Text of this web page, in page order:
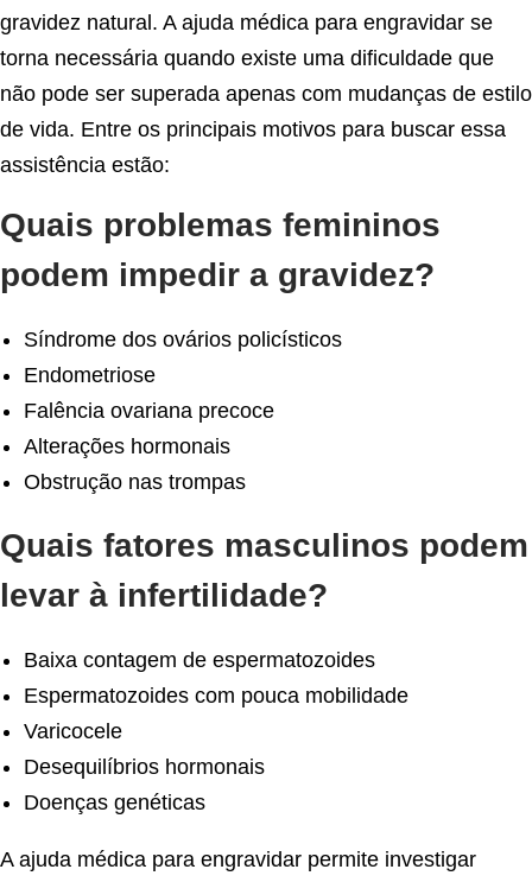
gravidez natural. A ajuda médica para engravidar se
torna necessária quando existe uma dificuldade que
não pode ser superada apenas com mudanças de estilo
de vida. Entre os principais motivos para buscar essa
assistência estão:
Quais problemas femininos
podem impedir a gravidez?
Síndrome dos ovários policísticos
Endometriose
Falência ovariana precoce
Alterações hormonais
Obstrução nas trompas
Quais fatores masculinos podem
levar à infertilidade?
Baixa contagem de espermatozoides
Espermatozoides com pouca mobilidade
Varicocele
Desequilíbrios hormonais
Doenças genéticas
A ajuda médica para engravidar permite investigar